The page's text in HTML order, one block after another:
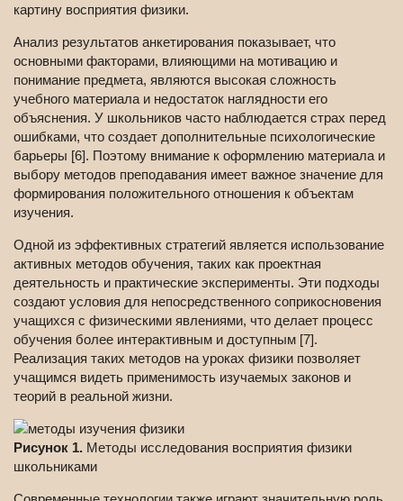
картину восприятия физики.
Анализ результатов анкетирования показывает, что
основными факторами, влияющими на мотивацию и
понимание предмета, являются высокая сложность
учебного материала и недостаток наглядности его
объяснения. У школьников часто наблюдается страх перед
ошибками, что создает дополнительные психологические
барьеры [6]. Поэтому внимание к оформлению материала и
выбору методов преподавания имеет важное значение для
формирования положительного отношения к объектам
изучения.
Одной из эффективных стратегий является использование
активных методов обучения, таких как проектная
деятельность и практические эксперименты. Эти подходы
создают условия для непосредственного соприкосновения
учащихся с физическими явлениями, что делает процесс
обучения более интерактивным и доступным [7].
Реализация таких методов на уроках физики позволяет
учащимся видеть применимость изучаемых законов и
теорий в реальной жизни.
Рисунок 1. Методы исследования восприятия физики
школьниками